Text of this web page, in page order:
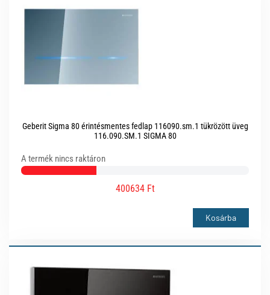
Geberit Sigma 80 érintésmentes fedlap 116090.sm.1 tükrözött üveg
116.090.SM.1 SIGMA 80
A termék nincs raktáron
400634 Ft
Kosárba